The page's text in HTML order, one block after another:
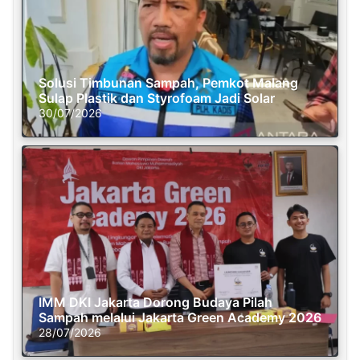
Solusi Timbunan Sampah, Pemkot Malang
Sulap Plastik dan Styrofoam Jadi Solar
30/07/2026
IMM DKI Jakarta Dorong Budaya Pilah
Sampah melalui Jakarta Green Academy 2026
28/07/2026